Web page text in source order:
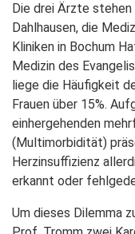
Die drei Ärzte
Dahlhausen, die
Kliniken in Bochum
Medizin des
liege die Häufigkeit
Frauen über 15%.
einhergehenden
(Multimorbidität)
Herzinsuffizienz
erkannt oder
Um dieses Dilemma